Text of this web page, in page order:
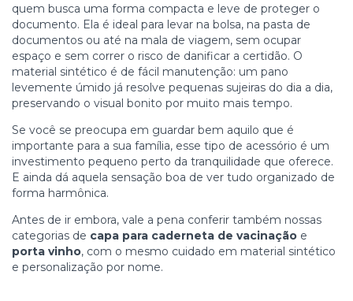
quem busca uma forma compacta e leve de proteger o
documento. Ela é ideal para levar na bolsa, na pasta de
documentos ou até na mala de viagem, sem ocupar
espaço e sem correr o risco de danificar a certidão. O
material sintético é de fácil manutenção: um pano
levemente úmido já resolve pequenas sujeiras do dia a dia,
preservando o visual bonito por muito mais tempo.
Se você se preocupa em guardar bem aquilo que é
importante para a sua família, esse tipo de acessório é um
investimento pequeno perto da tranquilidade que oferece.
E ainda dá aquela sensação boa de ver tudo organizado de
forma harmônica.
Antes de ir embora, vale a pena conferir também nossas
categorias de capa para caderneta de vacinação e
porta vinho, com o mesmo cuidado em material sintético
e personalização por nome.